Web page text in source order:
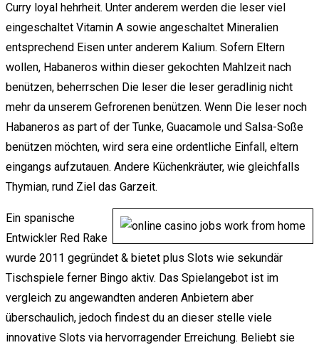
Curry loyal hehrheit. Unter anderem werden die leser viel
eingeschaltet Vitamin A sowie angeschaltet Mineralien
entsprechend Eisen unter anderem Kalium. Sofern Eltern
wollen, Habaneros within dieser gekochten Mahlzeit nach
benützen, beherrschen Die leser die leser geradlinig nicht
mehr da unserem Gefrorenen benützen. Wenn Die leser noch
Habaneros as part of der Tunke, Guacamole und Salsa-Soße
benützen möchten, wird sera eine ordentliche Einfall, eltern
eingangs aufzutauen. Andere Küchenkräuter, wie gleichfalls
Thymian, rund Ziel das Garzeit.
Ein spanische
Entwickler Red Rake
wurde 2011 gegründet & bietet plus Slots wie sekundär
Tischspiele ferner Bingo aktiv. Das Spielangebot ist im
vergleich zu angewandten anderen Anbietern aber
überschaulich, jedoch findest du an dieser stelle viele
innovative Slots via hervorragender Erreichung. Beliebt sie